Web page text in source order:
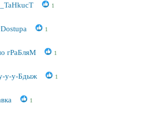
1
1
гРаБляМ 1
у-у-Бдыж 1
1